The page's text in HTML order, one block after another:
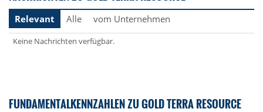
Relevant Alle vom Unternehmen
Keine Nachrichten verfügbar.
FUNDAMENTALKENNZAHLEN ZU GOLD TERRA RESOURCE